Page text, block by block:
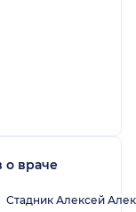
о враче
Стадник Алексей